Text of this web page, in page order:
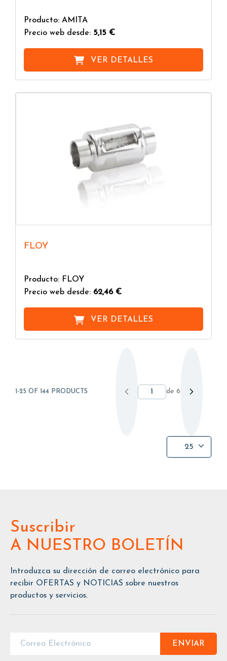
Producto: AMITA
Precio web desde: 5,15 €
VER DETALLES
FLOY
Producto: FLOY
Precio web desde: 62,46 €
VER DETALLES
1-25 OF 144 PRODUCTS de 6
25
Suscribir
A NUESTRO BOLETÍN
Introduzca su dirección de correo electrónico para
recibir OFERTAS y NOTICIAS sobre nuestros
productos y servicios.
ENVIAR